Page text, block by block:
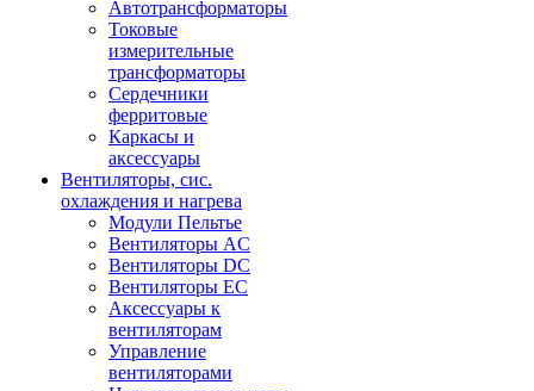
Автотрансформаторы
Токовые
измерительные
трансформаторы
Сердечники
ферритовые
Каркасы и
аксессуары
Вентиляторы, сис.
охлаждения и нагрева
Модули Пельтье
Вентиляторы AC
Вентиляторы DC
Вентиляторы EC
Аксессуары к
вентиляторам
Управление
вентиляторами